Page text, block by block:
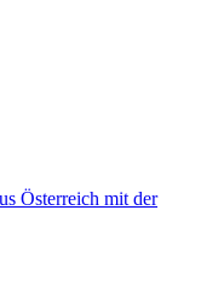
Österreich mit der